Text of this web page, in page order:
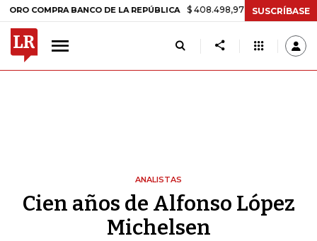
COMPRA BANCO DE LA REPÚBLICA $ 408.498,97 +$ 8.753,81 +2,19%
SUSCRÍBASE
ANALISTAS
Cien años de Alfonso López
Michelsen